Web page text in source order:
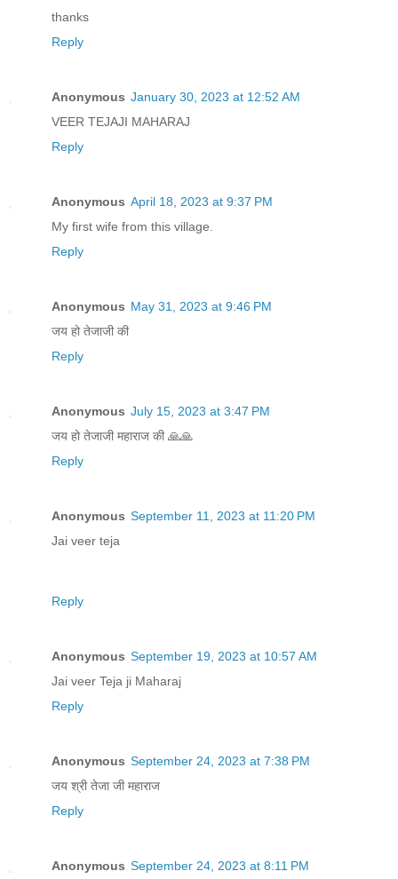
thanks
Reply
Anonymous January 30, 2023 at 12:52 AM
VEER TEJAJI MAHARAJ
Reply
Anonymous April 18, 2023 at 9:37 PM
My first wife from this village.
Reply
Anonymous May 31, 2023 at 9:46 PM
जय हो तेजाजी की
Reply
Anonymous July 15, 2023 at 3:47 PM
जय हो तेजाजी महाराज की 🙏🙏
Reply
Anonymous September 11, 2023 at 11:20 PM
Jai veer teja
Reply
Anonymous September 19, 2023 at 10:57 AM
Jai veer Teja ji Maharaj
Reply
Anonymous September 24, 2023 at 7:38 PM
जय श्री तेजा जी महाराज
Reply
Anonymous September 24, 2023 at 8:11 PM